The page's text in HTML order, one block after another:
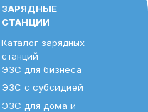
ЭЗС для дома и
ЭЗС с субсидией
ЭЗС для бизнеса
Каталог зарядных
станций
ЗАРЯДНЫЕ
СТАНЦИИ